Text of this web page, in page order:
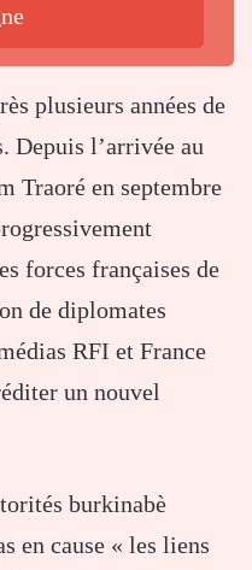
plusieurs années de
Depuis l’arrivée au
Traoré en septembre
forces françaises de
de diplomates
RFI et France
un nouvel
burkinabè
en cause « les liens